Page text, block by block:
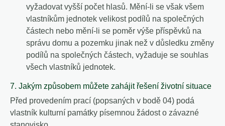
vyžadovat vyšší počet hlasů. Mění-li se však všem
vlastníkům jednotek velikost podílů na společných
částech nebo mění-li se poměr výše příspěvků na
správu domu a pozemku jinak než v důsledku změny
podílů na společných částech, vyžaduje se souhlas
všech vlastníků jednotek.
7. Jakým způsobem můžete zahájit řešení životní situace
Před provedením prací (popsaných v bodě 04) podá
vlastník kulturní památky písemnou žádost o závazné